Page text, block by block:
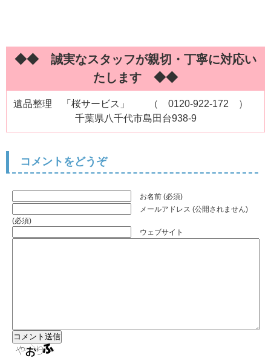
◆◆ 誠実なスタッフが親切・丁寧に対応い
たします ◆◆
遺品整理 「桜サービス」 （ 0120-922-172 ）
千葉県八千代市島田台938-9
コメントをどうぞ
お名前 (必須)
メールアドレス (公開されません)
(必須)
ウェブサイト